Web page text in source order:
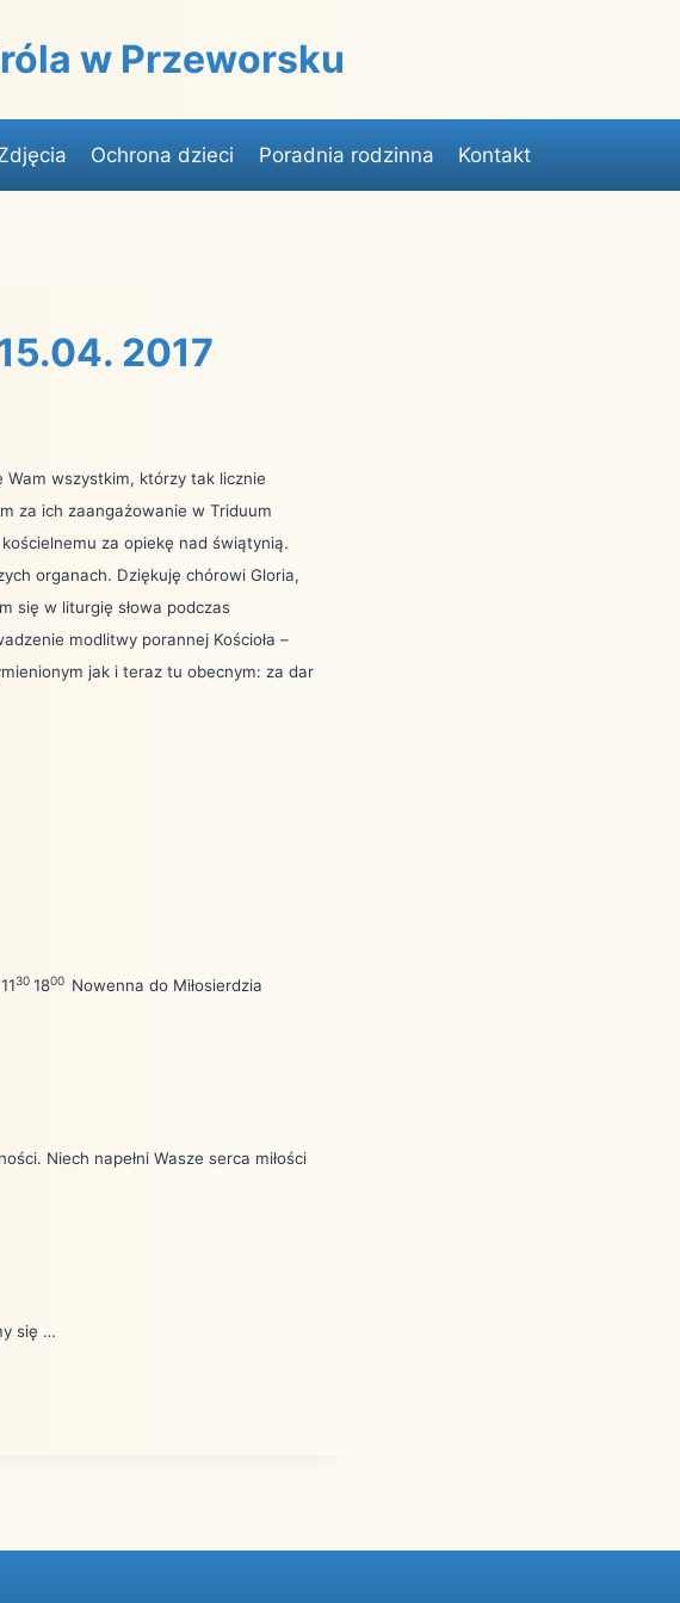
w Przeworsku
Ochrona dzieci Poradnia rodzinna Kontakt
2017
Wam wszystkim, którzy tak licznie
za ich zaangażowanie w Triduum
za opiekę nad świątynią.
organach. Dziękuję chórowi Gloria,
się w liturgię słowa podczas
modlitwy porannej Kościoła –
jak i teraz tu obecnym: za dar
30 1800 Nowenna do Miłosierdzia
Niech napełni Wasze serca miłości
się …